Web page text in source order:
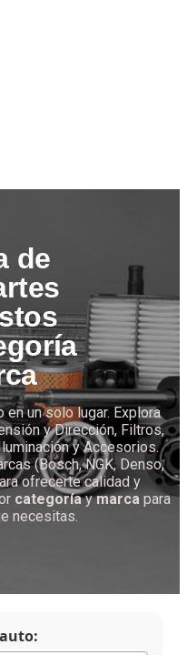
de
en un solo lugar. Explora
y Dirección, Filtros,
y Accesorios.
(Bosch, NGK, Denso,
ofrecerte calidad y
categoríaymarcapara
necesitas.